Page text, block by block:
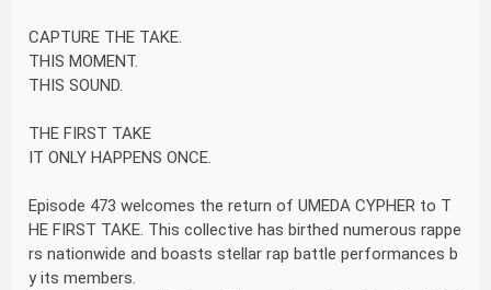
CAPTURE THE TAKE.
THIS MOMENT.
THIS SOUND.
THE FIRST TAKE
IT ONLY HAPPENS ONCE.
Episode 473 welcomes the return of UMEDA CYPHER to T
HE FIRST TAKE. This collective has birthed numerous rappe
rs nationwide and boasts stellar rap battle performances b
y its members.